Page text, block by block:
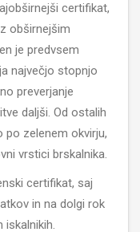
certifikat,
obširnejšim
je predvsem
največjo stopnjo
preverjanje
daljši. Od ostalih
zelenem okvirju,
vrstici brskalnika.
certifikat, saj
in na dolgi rok